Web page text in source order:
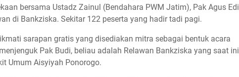
bersama Ustadz Zainul (Bendahara PWM Jatim), Pak Agus Edi
di Bankziska. Sekitar 122 peserta yang hadir tadi pagi.
sarapan gratis yang disediakan mitra sebagai bentuk acara
Pak Budi, beliau adalah Relawan Bankziska yang saat ini
Umum Aisyiyah Ponorogo.